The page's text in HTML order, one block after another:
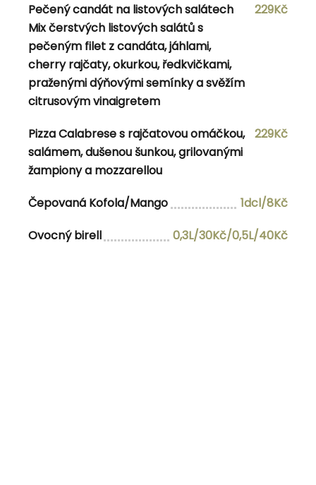
Těstovinový salát s kuřecími stripsy,
francouzským dresingem, paprikou, okurkou,
rajčaty, červenou cibulí, vařeným vejcem a
Čepovaná Kofola/Malina za zvýhodněnou
cenu
Next Post Next 28.8.2024
Pečený candát na listových salátech
Mix čerstvých listových salátů s
pečeným filet z candáta, jáhlami,
cherry rajčaty, okurkou, ředkvičkami,
praženými dýňovými semínky a svěžím
citrusovým vinaigretem
229Kč
Pizza Calabrese s rajčatovou omáčkou,
salámem, dušenou šunkou, grilovanými
žampiony a mozzarellou
229Kč
Čepovaná Kofola/Mango
1dcl/8Kč
Ovocný birell
0,3L/30Kč/0,5L/40Kč